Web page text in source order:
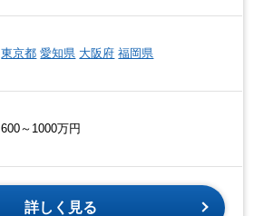
東京都 愛知県 大阪府 福岡県
600～1000万円
詳しく見る